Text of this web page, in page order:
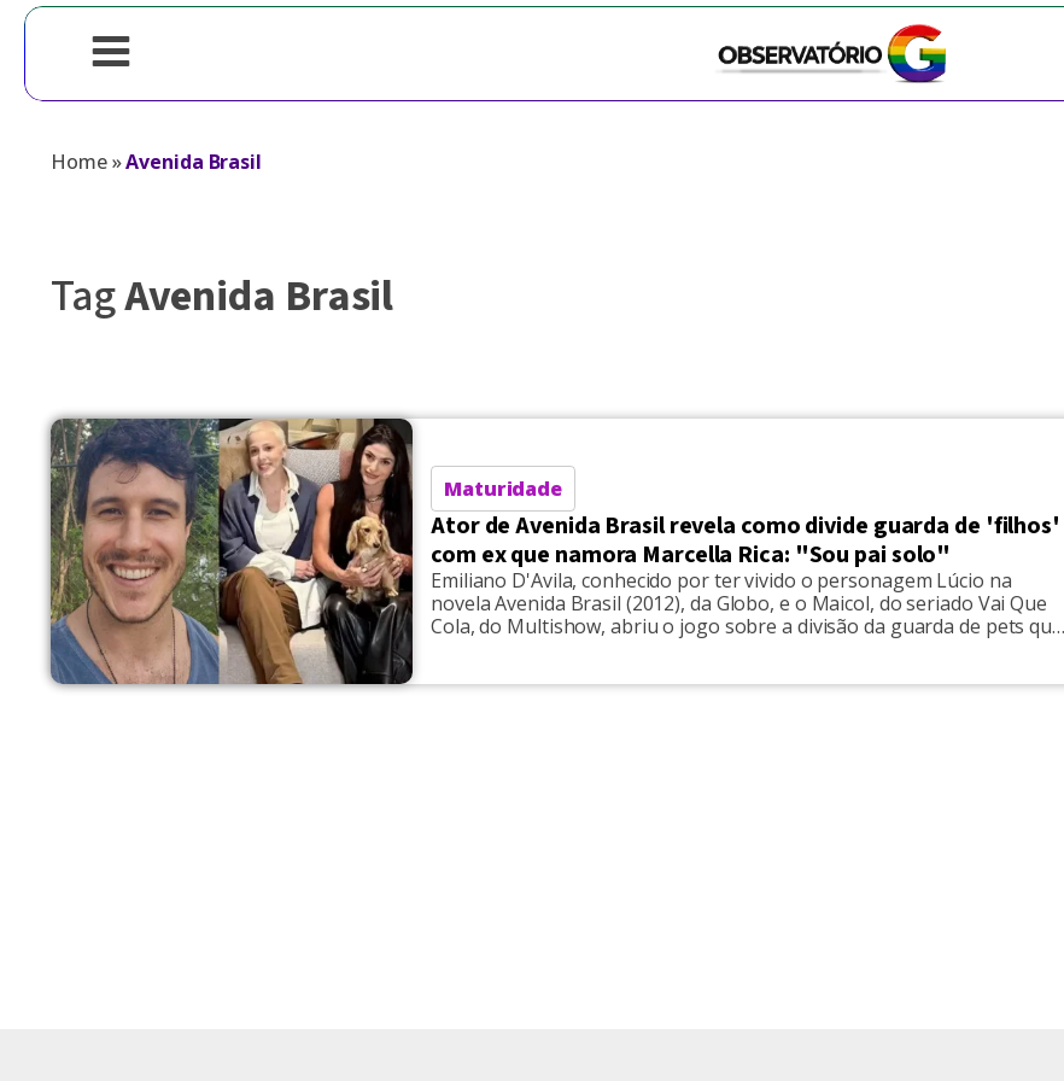
Home»Avenida Brasil
TagAvenida Brasil
Maturidade
Ator de Avenida Brasil revela como divide guarda de 'filhos'
com ex que namora Marcella Rica: "Sou pai solo"
Emiliano D'Avila, conhecido por ter vivido o personagem Lúcio na
novela Avenida Brasil (2012), da Globo, e o Maicol, do seriado Vai Que
Cola, do Multishow, abriu o jogo sobre a divisão da guarda de pets que